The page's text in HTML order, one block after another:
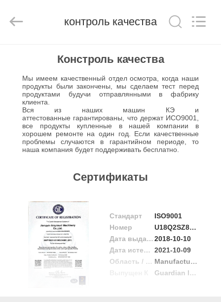
ПРОДУКТЫ
РОЛИКИ
ПРОВЕРКА
КАЧЕСТВА
СВЯЖИТЕСЬ
Co.,Ltd..
контроль качества
Констроль качества
Мы имеем качественный отдел осмотра, когда наши
продукты были закончены, мы сделаем тест перед
продуктами будучи отправлянными в фабрику
клиента.
Вся из наших машин КЭ и
аттестованные гарантированы, что держат ИСО9001,
все продукты купленные в нашей компании в
хорошем ремонте на один год. Если качественные
проблемы случаются в гарантийном периоде, то
наша компания будет поддерживать бесплатно.
Сертификаты
Стандарт
ISO9001
Номер
U18Q2SZ8010811R0S
Дата выдачи2018-10-10
Дата истечения срока действия 2021-10-09
Область / Диапазон
Manufacture and service of crusher, mixer,sifter,feeding machine(excluding the items which don't get specific permit)
Guardian Independent Certification Ltd